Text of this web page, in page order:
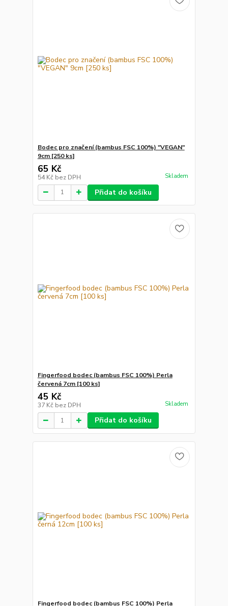
Bodec pro značení (bambus FSC 100%) "VEGAN"
9cm [250 ks]
65 Kč
54 Kč bez DPH Skladem
Přidat do košíku
Fingerfood bodec (bambus FSC 100%) Perla
červená 7cm [100 ks]
45 Kč
37 Kč bez DPH Skladem
Přidat do košíku
Fingerfood bodec (bambus FSC 100%) Perla